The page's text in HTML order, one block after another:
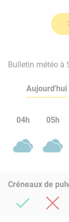
Bulletin météo à
Aujourd'hui
04h 05h
Créneaux de